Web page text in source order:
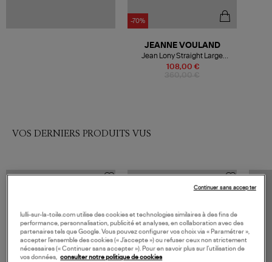
-70%
108,00 €
JEANNE VOULAND
Jean Lony Straight Large
Denim Strass Bleu
VOS DERNIERS PRODUITS VUS
lulli-sur-la-toile.com utilise des cookies et technologies similaires à des fins de
performance, personnalisation, publicité et analyses, en collaboration avec des
partenaires tels que Google. Vous pouvez configurer vos choix via « Paramétrer »,
accepter l’ensemble des cookies (« J’accepte ») ou refuser ceux non strictement
nécessaires (« Continuer sans accepter »). Pour en savoir plus sur l’utilisation de
vos données, consulter notre politique de cookies
Continuer sans accepter